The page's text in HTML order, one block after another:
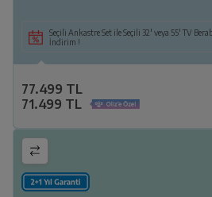
Seçili Ankastre Set ile Seçili 32' veya 55' TV
İndirim !
77.499 TL
71.499 TL